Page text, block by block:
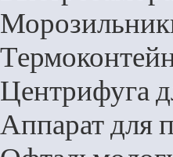
Центрифуга
Аппарат для